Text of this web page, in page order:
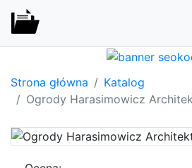
Strona główna
Katalog
Ogrody Harasimowicz